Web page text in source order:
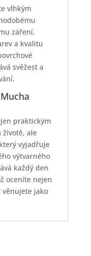
vlhkým
záření,
a kvalitu
svěžest a
praktickým
životě, ale
vyjadřuje
výtvarného
každý den
oceníte nejen
jako